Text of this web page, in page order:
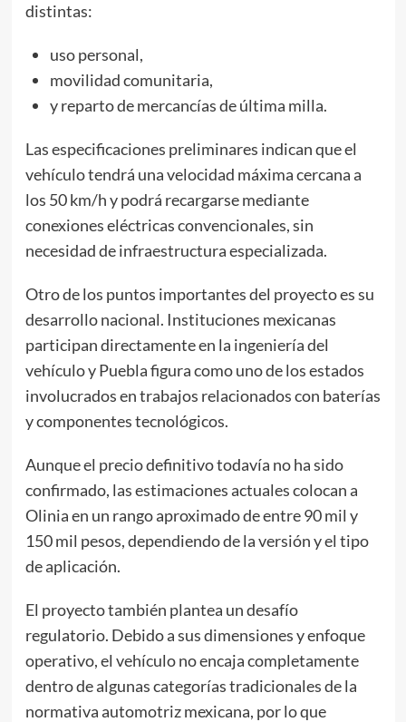
distintas:
uso personal,
movilidad comunitaria,
y reparto de mercancías de última milla.
Las especificaciones preliminares indican que el
vehículo tendrá una velocidad máxima cercana a
los 50 km/h y podrá recargarse mediante
conexiones eléctricas convencionales, sin
necesidad de infraestructura especializada.
Otro de los puntos importantes del proyecto es su
desarrollo nacional. Instituciones mexicanas
participan directamente en la ingeniería del
vehículo y Puebla figura como uno de los estados
involucrados en trabajos relacionados con baterías
y componentes tecnológicos.
Aunque el precio definitivo todavía no ha sido
confirmado, las estimaciones actuales colocan a
Olinia en un rango aproximado de entre 90 mil y
150 mil pesos, dependiendo de la versión y el tipo
de aplicación.
El proyecto también plantea un desafío
regulatorio. Debido a sus dimensiones y enfoque
operativo, el vehículo no encaja completamente
dentro de algunas categorías tradicionales de la
normativa automotriz mexicana, por lo que